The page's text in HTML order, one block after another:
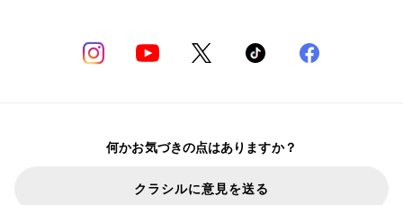
何かお気づきの点はありますか？
クラシルに意見を送る